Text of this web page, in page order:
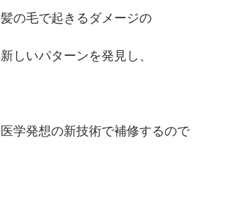
髪の毛で起きるダメージの
新しいパターンを発見し、
医学発想の新技術で補修するので